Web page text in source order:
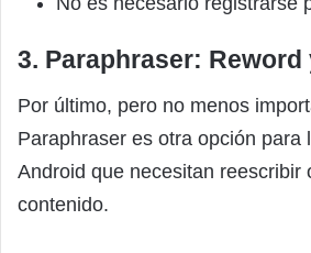
3. Paraphraser: Reword
Por último, pero no menos
Paraphraser es otra opción para
Android que necesitan reescribir
contenido.